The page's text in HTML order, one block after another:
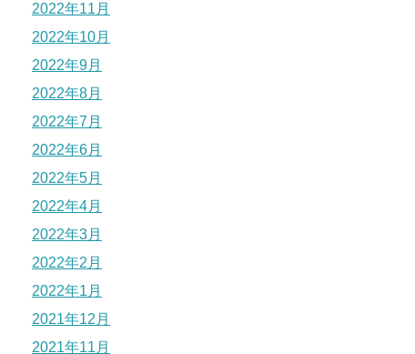
2022年11月
2022年10月
2022年9月
2022年8月
2022年7月
2022年6月
2022年5月
2022年4月
2022年3月
2022年2月
2022年1月
2021年12月
2021年11月